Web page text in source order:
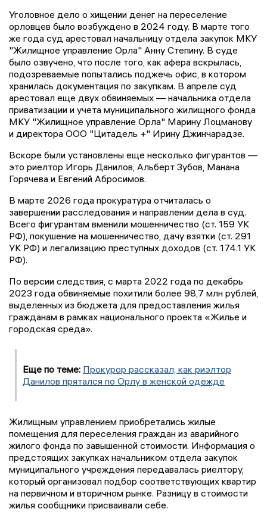
Уголовное дело о хищении денег на переселение
орловцев было возбуждено в 2024 году. В марте того
же года суд арестовал начальницу отдела закупок МКУ
"Жилищное управление Орла" Анну Степину. В суде
было озвучено, что после того, как афера вскрылась,
подозреваемые попытались поджечь офис, в котором
хранилась документация по закупкам. В апреле суд
арестовал еще двух обвиняемых — начальника отдела
приватизации и учета муниципального жилищного фонда
МКУ "Жилищное управление Орла" Марину Лоцманову
и директора ООО "Цитадель +" Ирину Джинчарадзе.
Вскоре были установлены еще несколько фигурантов —
это риелтор Игорь Данилов, Альберт Зубов, Манана
Горячева и Евгений Абросимов.
В марте 2026 года прокуратура отчиталась о
завершении расследования и направлении дела в суд.
Всего фигурантам вменили мошенничество (ст. 159 УК
РФ), покушение на мошенничество, дачу взятки (ст. 291
УК РФ) и легализацию преступных доходов (ст. 174.1 УК
РФ).
По версии следствия, с марта 2022 года по декабрь
2023 года обвиняемые похитили более 98,7 млн рублей,
выделенных из бюджета для предоставления жилья
гражданам в рамках национального проекта «Жилье и
городская среда».
Еще по теме: Прокурор рассказал, как риэлтор
Данилов прятался по Орлу в женской одежде
Жилищным управлением приобретались жилые
помещения для переселения граждан из аварийного
жилого фонда по завышенной стоимости. Информация о
предстоящих закупках начальником отдела закупок
муниципального учреждения передавалась риелтору,
который организовал подбор соответствующих квартир
на первичном и вторичном рынке. Разницу в стоимости
жилья сообщники присваивали себе.